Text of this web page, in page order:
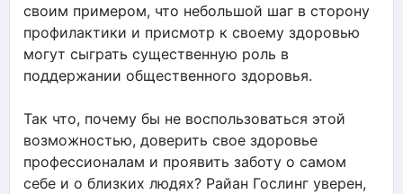
своим примером, что небольшой шаг в сторону
профилактики и присмотр к своему здоровью
могут сыграть существенную роль в
поддержании общественного здоровья.
Так что, почему бы не воспользоваться этой
возможностью, доверить свое здоровье
профессионалам и проявить заботу о самом
себе и о близких людях? Райан Гослинг уверен,